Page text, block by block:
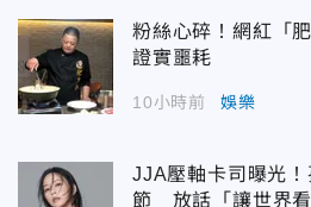
粉絲心碎！網紅「
證實噩耗
10小時前 娛樂
JJA壓軸卡司曝光
節 放話「讓世界看